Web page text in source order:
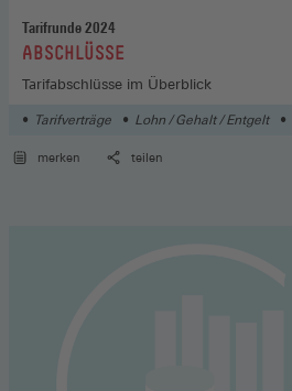
Tarifrunde 2024
:ABSCHLÜSSE
Tarifabschlüsse im Überblick
Tarifverträge Lohn / Gehalt / Entgelt
merken teilen